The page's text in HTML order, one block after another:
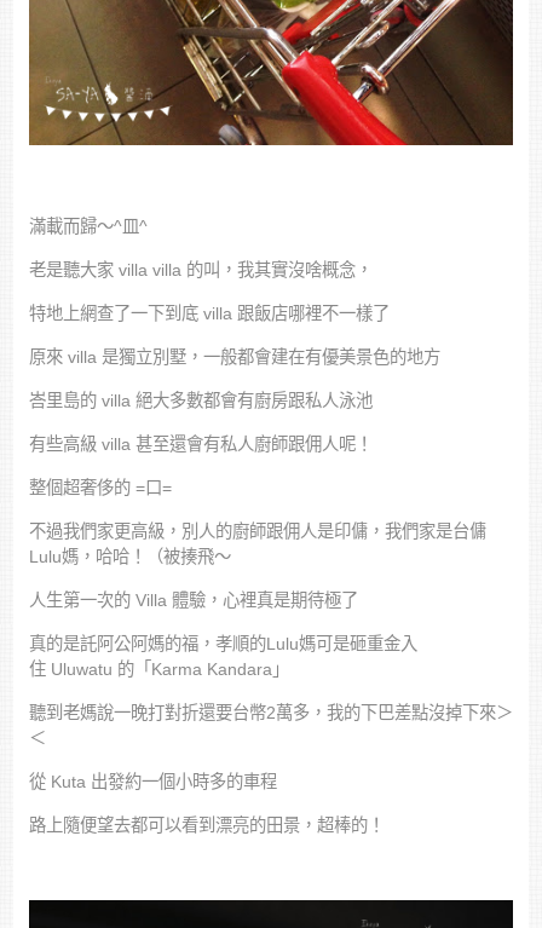
滿載而歸～^皿^
老是聽大家 villa villa 的叫，我其實沒啥概念，
特地上網查了一下到底 villa 跟飯店哪裡不一樣了
原來 villa 是獨立別墅，一般都會建在有優美景色的地方
峇里島的 villa 絕大多數都會有廚房跟私人泳池
有些高級 villa 甚至還會有私人廚師跟佣人呢！
整個超奢侈的 =口=
不過我們家更高級，別人的廚師跟佣人是印傭，我們家是台傭
Lulu媽，哈哈！（被揍飛～
人生第一次的 Villa 體驗，心裡真是期待極了
真的是託阿公阿媽的福，孝順的Lulu媽可是砸重金入
住 Uluwatu 的「Karma Kandara」
聽到老媽說一晚打對折還要台幣2萬多，我的下巴差點沒掉下來＞
＜
從 Kuta 出發約一個小時多的車程
路上隨便望去都可以看到漂亮的田景，超棒的！